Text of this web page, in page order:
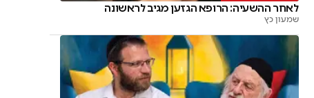
לאחר ההשעיה: הרופא הגזען מגיב לראשונה
שמעון כץ